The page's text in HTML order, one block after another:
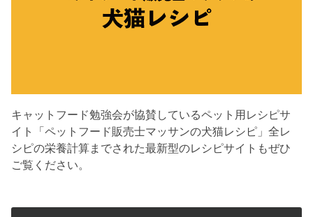
キャットフード勉強会が協賛しているペット用レシピサ
イト「ペットフード販売士マッサンの犬猫レシピ」全レ
シピの栄養計算までされた最新型のレシピサイトもぜひ
ご覧ください。